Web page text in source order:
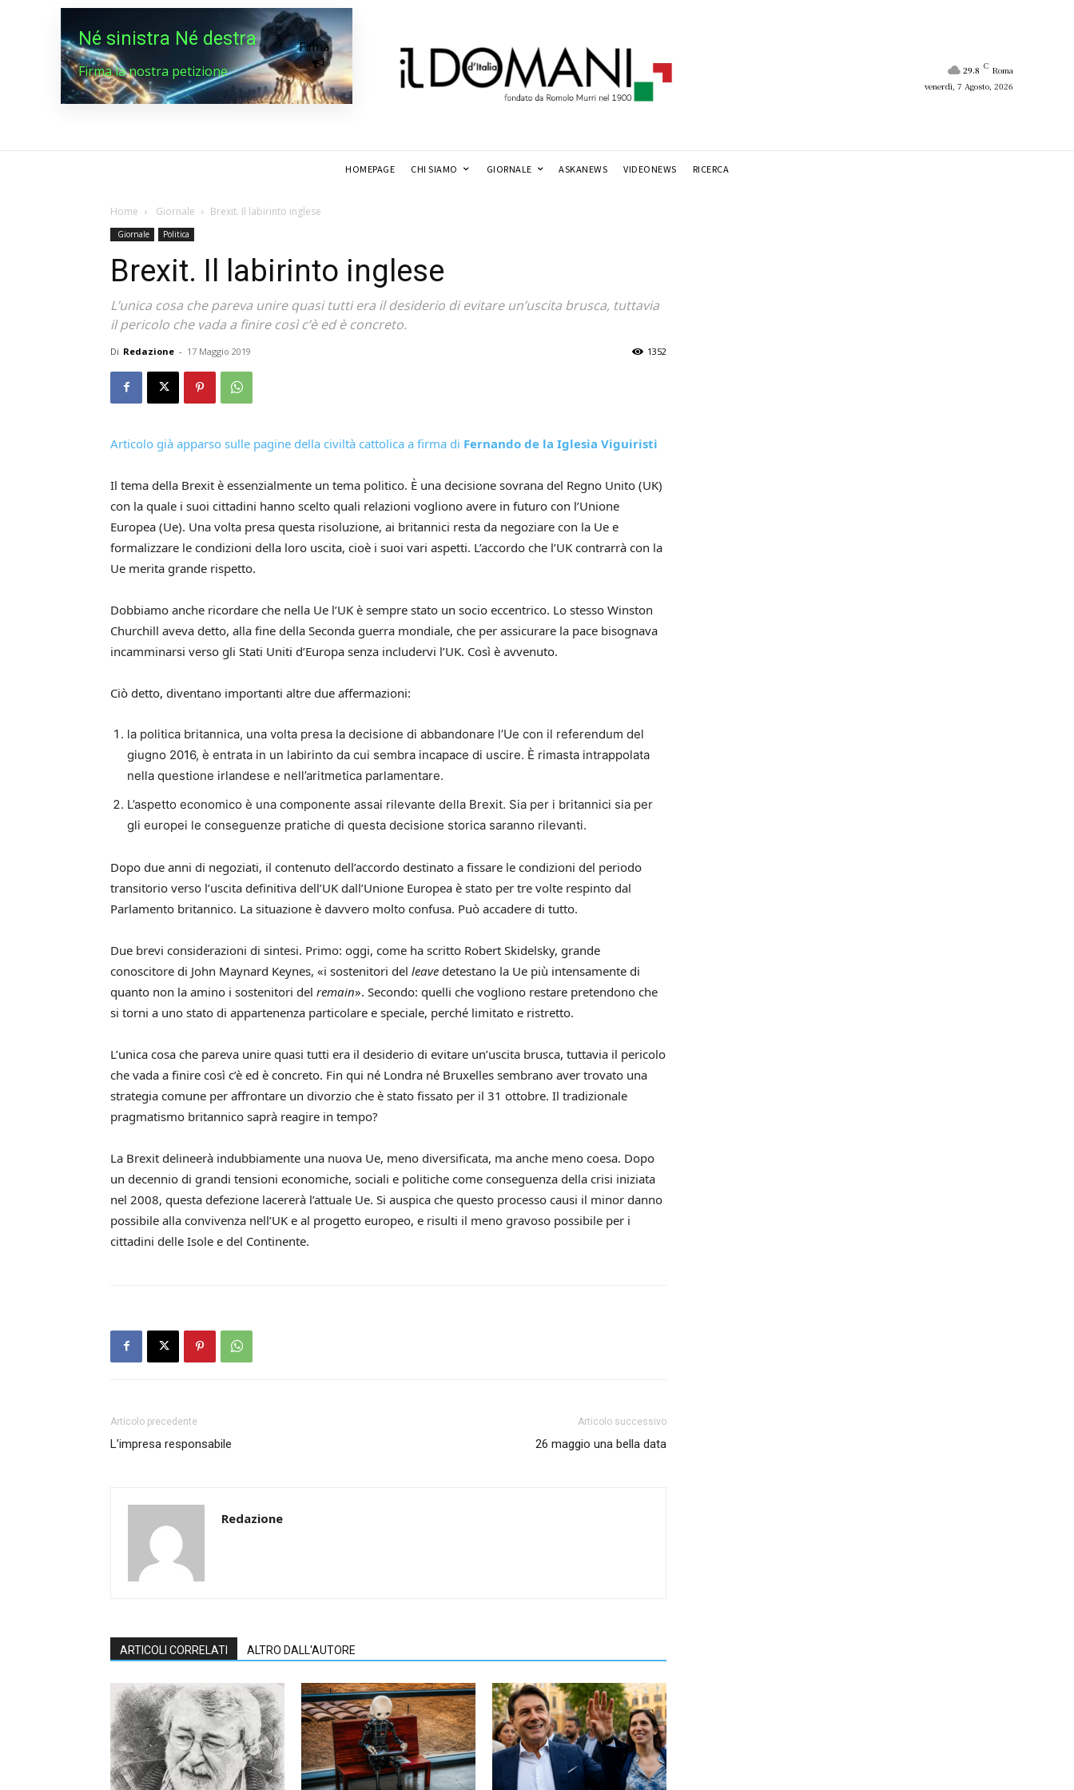
Né sinistra Né destra
Firma la nostra petizione
Firma
29.8 C Roma
venerdì, 7 Agosto, 2026
HOMEPAGE CHI SIAMO GIORNALE ASKANEWS VIDEONEWS RICERCA
Home Giornale Brexit. Il labirinto inglese
Giornale Politica
Brexit. Il labirinto inglese
L’unica cosa che pareva unire quasi tutti era il desiderio di evitare un’uscita brusca, tuttavia
il pericolo che vada a finire così c’è ed è concreto.
Di Redazione - 17 Maggio 2019 1352
Articolo già apparso sulle pagine della civiltà cattolica a firma di Fernando de la Iglesia Viguiristi
Il tema della Brexit è es­senzialmente un tema politico. È una decisione sovrana del Regno Unito (UK)
con la quale i suoi cittadini hanno scelto quali relazio­ni vogliono avere in futuro con l’Unione
Europea (Ue). Una volta presa questa risoluzione, ai britannici resta da negoziare con la Ue e
formalizzare le condizioni della loro uscita, cioè i suoi vari aspetti. L’accordo che l’UK contrarrà con la
Ue merita grande rispetto.
Dobbiamo anche ricordare che nella Ue l’UK è sempre stato un socio eccentrico. Lo stesso Winston
Churchill aveva detto, alla fine della Seconda guerra mondiale, che per assicurare la pace bisognava
in­camminarsi verso gli Stati Uniti d’Europa senza includervi l’UK. Così è avvenuto.
Ciò detto, diventano importanti altre due affermazioni:
la politica britannica, una volta presa la decisione di abbando­nare l’Ue con il referendum del
giugno 2016, è entrata in un labi­rinto da cui sembra incapace di uscire. È rimasta intrappolata
nella questione irlandese e nell’aritmetica parlamentare.
L’aspetto economico è una componente assai rilevante della Brexit. Sia per i britannici sia per
gli europei le conseguenze prati­che di questa decisione storica saranno rilevanti.
Dopo due anni di negoziati, il contenuto dell’accordo destinato a fissare le condizioni del periodo
transitorio verso l’uscita definitiva dell’UK dall’Unione Europea è stato per tre volte respinto dal
Parlamento britannico. La situazione è davvero molto confusa. Può accadere di tutto.
Due brevi considerazioni di sintesi. Primo: oggi, come ha scritto Robert Skidelsky, grande
conoscitore di John Maynard Keynes, «i sostenitori del leave detestano la Ue più intensamente di
quanto non la amino i sostenitori del remain». Secondo: quelli che vogliono re­stare pretendono che
si torni a uno stato di appartenenza particolare e speciale, perché limitato e ristretto.
L’unica cosa che pareva unire quasi tutti era il desiderio di evitare un’uscita brusca, tuttavia il pericolo
che vada a finire così c’è ed è concreto. Fin qui né Londra né Bruxelles sembrano aver trovato una
strategia comune per affrontare un divorzio che è stato fissato per il 31 ottobre. Il tradizionale
pragmatismo britannico saprà reagire in tempo?
La Brexit delineerà indubbiamente una nuova Ue, meno diver­sificata, ma anche meno coesa. Dopo
un decennio di grandi tensioni economiche, sociali e politiche come conseguenza della crisi inizia­ta
nel 2008, questa defezione lacererà l’attuale Ue. Si auspica che questo processo causi il minor danno
possibile alla convivenza nell’UK e al progetto europeo, e risulti il meno gravoso possibile per i
cittadini delle Isole e del Continente.
Articolo precedente
L’impresa responsabile
Articolo successivo
26 maggio una bella data
Redazione
ARTICOLI CORRELATI ALTRO DALL'AUTORE